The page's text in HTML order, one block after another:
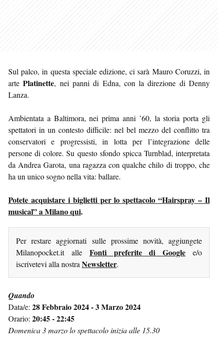
Sul palco, in questa speciale edizione, ci sarà Mauro Coruzzi, in
artePlatinette, nei panni di Edna, con la direzione di Denny
Lanza.
Ambientata a Baltimora, nei prima anni ’60, la storia porta gli
spettatori in un contesto difficile: nel bel mezzo del conflitto tra
conservatori e progressisti, in lotta per l’integrazione delle
persone di colore. Su questo sfondo spicca Turnblad, interpretata
da Andrea Garota, una ragazza con qualche chilo di troppo, che
ha un unico sogno nella vita: ballare.
Potete acquistare i biglietti per lo spettacolo “Hairspray – Il
musical” a Milano qui.
Per restare aggiornati sulle prossime novità, aggiungete
Milanopocket.it alle Fonti preferite di Google e/o
iscrivetevi alla nostra Newsletter.
Quando
Data/e: 28 Febbraio 2024 - 3 Marzo 2024
Orario: 20:45 - 22:45
Domenica 3 marzo lo spettacolo inizia alle 15.30